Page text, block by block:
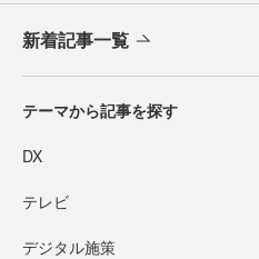
新着記事一覧
テーマから記事を探す
DX
テレビ
デジタル施策